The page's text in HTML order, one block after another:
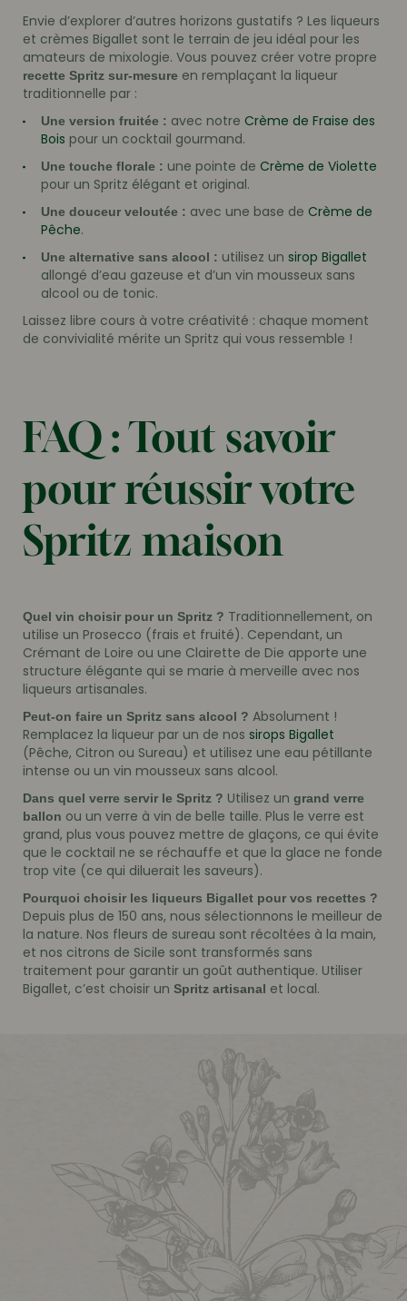
Envie d’explorer d’autres horizons gustatifs ? Les liqueurs
et crèmes Bigallet sont le terrain de jeu idéal pour les
amateurs de mixologie. Vous pouvez créer votre propre
recette Spritz sur-mesure en remplaçant la liqueur
traditionnelle par :
Une version fruitée : avec notre Crème de Fraise des
Bois pour un cocktail gourmand.
Une touche florale : une pointe de Crème de Violette
pour un Spritz élégant et original.
Une douceur veloutée : avec une base de Crème de
Pêche.
Une alternative sans alcool : utilisez un sirop Bigallet
allongé d’eau gazeuse et d’un vin mousseux sans
alcool ou de tonic.
Laissez libre cours à votre créativité : chaque moment
de convivialité mérite un Spritz qui vous ressemble !
FAQ : Tout savoir
pour réussir votre
Spritz maison
Quel vin choisir pour un Spritz ? Traditionnellement, on
utilise un Prosecco (frais et fruité). Cependant, un
Crémant de Loire ou une Clairette de Die apporte une
structure élégante qui se marie à merveille avec nos
liqueurs artisanales.
Peut-on faire un Spritz sans alcool ? Absolument !
Remplacez la liqueur par un de nos sirops Bigallet
(Pêche, Citron ou Sureau) et utilisez une eau pétillante
intense ou un vin mousseux sans alcool.
Dans quel verre servir le Spritz ? Utilisez un grand verre
ballon ou un verre à vin de belle taille. Plus le verre est
grand, plus vous pouvez mettre de glaçons, ce qui évite
que le cocktail ne se réchauffe et que la glace ne fonde
trop vite (ce qui diluerait les saveurs).
Pourquoi choisir les liqueurs Bigallet pour vos recettes ?
Depuis plus de 150 ans, nous sélectionnons le meilleur de
la nature. Nos fleurs de sureau sont récoltées à la main,
et nos citrons de Sicile sont transformés sans
traitement pour garantir un goût authentique. Utiliser
Bigallet, c’est choisir un Spritz artisanal et local.